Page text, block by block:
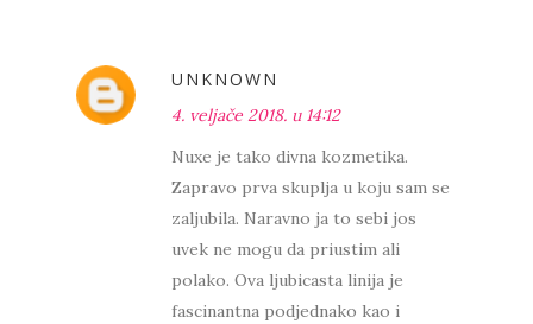
UNKNOWN
4. veljače 2018. u 14:12
Nuxe je tako divna kozmetika.
Zapravo prva skuplja u koju sam se
zaljubila. Naravno ja to sebi jos
uvek ne mogu da priustim ali
polako. Ova ljubicasta linija je
fascinantna podjednako kao i